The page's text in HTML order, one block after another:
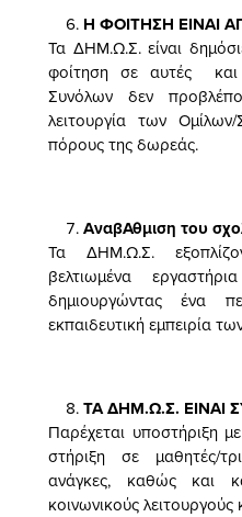
Η ΦΟΙΤΗΣΗ ΕΙΝΑΙ
Τα ΔΗΜ.Ω.Σ. είναι
φοίτηση σε αυτές
Συνόλων δεν
λειτουργία των
πόρους της δωρεάς.
ΑναβΑθμιση του
Τα ΔΗΜ.Ω.Σ.
βελτιωμένα
δημιουργώντας ένα
εκπαιδευτική εμπειρία
ΤΑ ΔΗΜ.Ω.Σ. ΕΙΝΑΙ
Παρέχεται υποστήριξη
στήριξη σε μαθητές/
ανάγκες, καθώς και
κοινωνικούς λειτουργούς